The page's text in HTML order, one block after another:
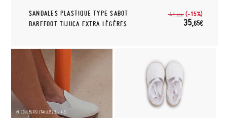
SANDALES PLASTIQUE TYPE SABOT
BAREFOOT TIJUCA EXTRA LÉGÈRES
41,95€ (-15%)
35,65€
(9 COULEURS) (TAILLE 22 - 42)